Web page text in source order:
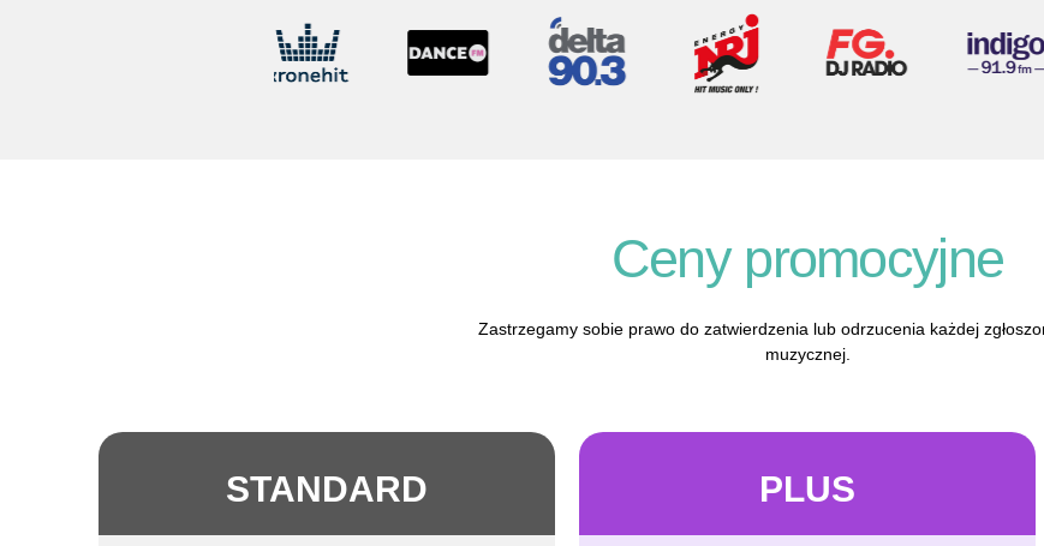
Ceny promocyjne
Zastrzegamy sobie prawo do zatwierdzenia lub odrzucenia każdej
muzycznej.
STANDARD PLUS